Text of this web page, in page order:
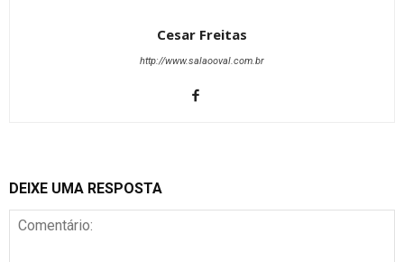
Cesar Freitas
http://www.salaooval.com.br
DEIXE UMA RESPOSTA